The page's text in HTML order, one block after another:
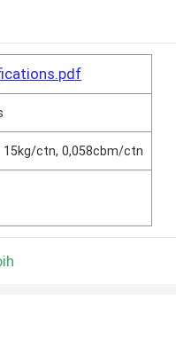
ctn, 0,058cbm/ctn